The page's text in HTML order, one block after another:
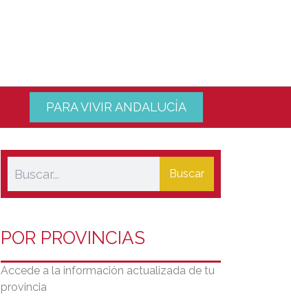
PARA VIVIR ANDALUCÍA
Buscar
POR PROVINCIAS
Accede a la información actualizada de tu
provincia